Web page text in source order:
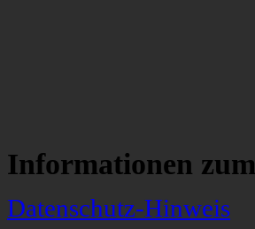
Informationen
Datenschutz-Hinweis